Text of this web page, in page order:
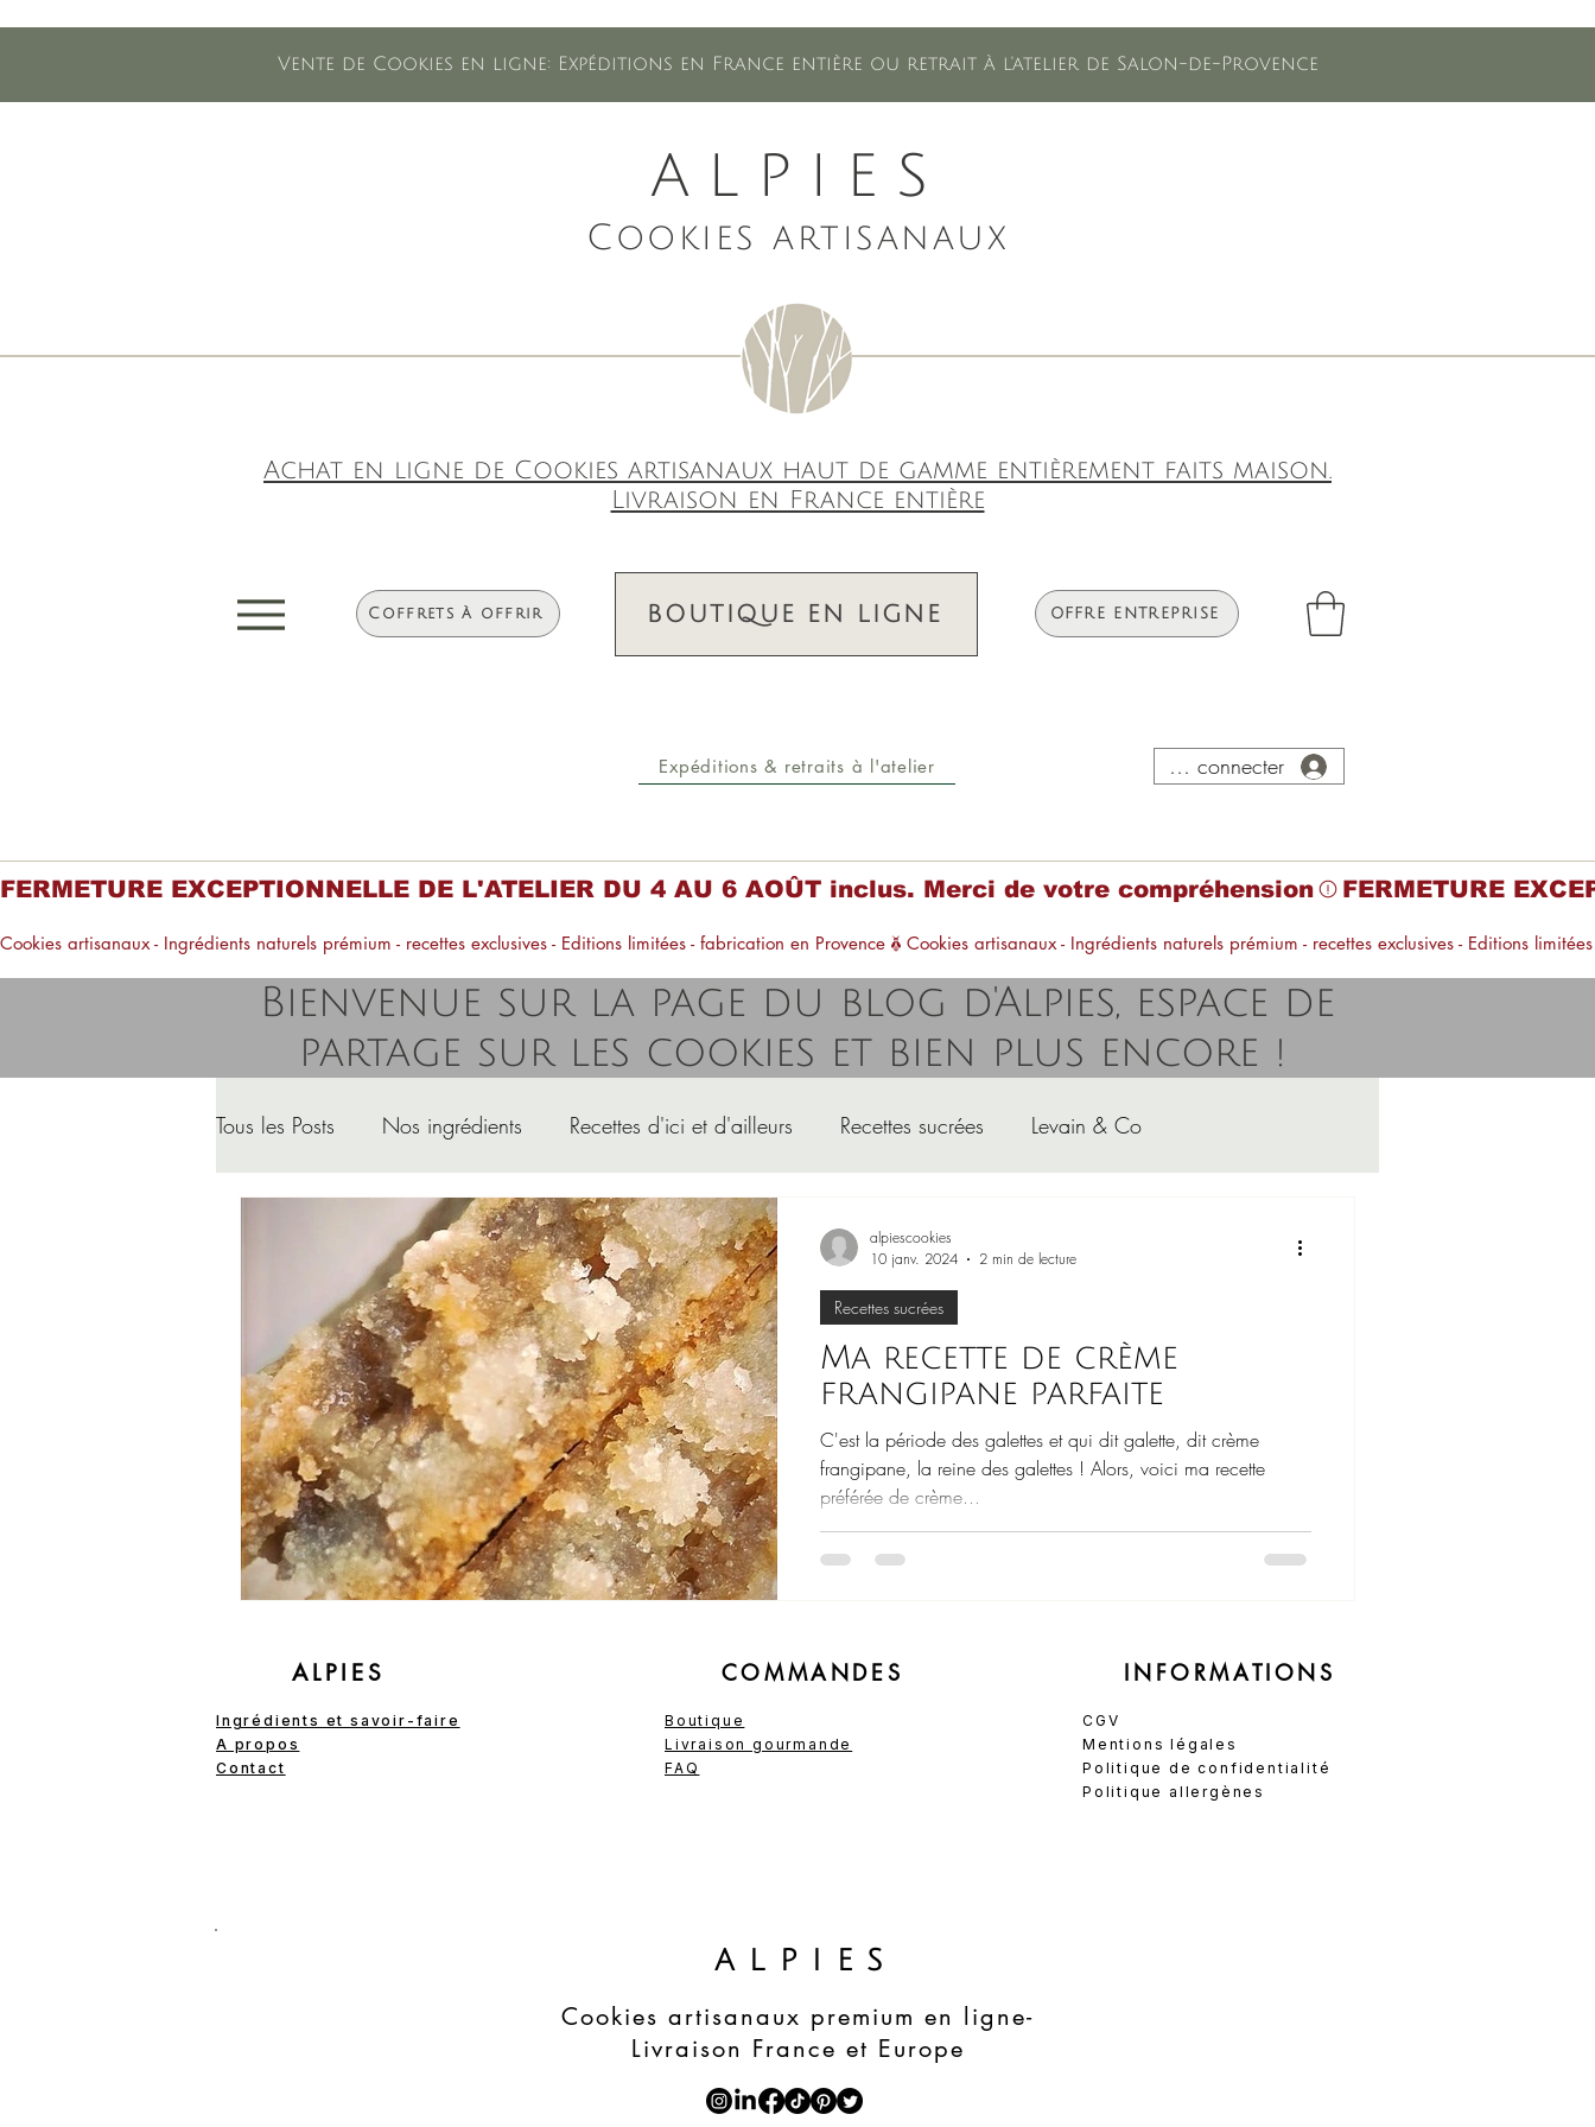
Vente de Cookies en ligne: Expéditions en France entière ou retrait à l'atelier de Salon-de-Provence
ALPIES
Cookies artisanaux
Achat en ligne de Cookies artisanaux haut de gamme entièrement faits maison.
Livraison en France entière
Coffrets à offrir BOUTIQUE EN LIGNE
Expéditions & retraits à l'atelier
OFFRE ENTREPRISE
Se connecter
FERMETURE EXCEPTIONNELLE DE L'ATELIER DU 4 AU 6 AOÛT inclus. Merci de votre compréhension
Cookies artisanaux - Ingrédients naturels prémium - recettes exclusives - Editions limitées - fabrication en Provence
Bienvenue sur la page du blog d'Alpies, espace de
partage sur les cookies et bien plus encore !
Tous les Posts Nos ingrédients Recettes d'ici et d'ailleurs Recettes sucrées Levain & Co
Pour la petite histoire Recettes de la flemme Actualités d'ALPIES
Ma recette de crème
frangipane parfaite
C'est la période des galettes et qui dit galette, dit crème
frangipane, la reine des galettes ! Alors, voici ma recette
préférée de crème...
Recettes sucrées
alpiescookies
10 janv. 2024
2 min de lecture
ALPIES
Ingrédients et savoir-faire
A propos
Contact
COMMANDES
Boutique
Livraison gourmande
FAQ
INFORMATIONS
CGV
Mentions légales
Politique de confidentialité
Politique allergènes
ALPIES
Cookies artisanaux premium en ligne-
Livraison France et Europe